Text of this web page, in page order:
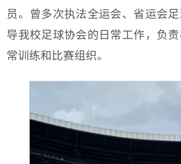
员。曾多次执法全运会、省运会
导我校足球协会的日常工作，负
常训练和比赛组织。